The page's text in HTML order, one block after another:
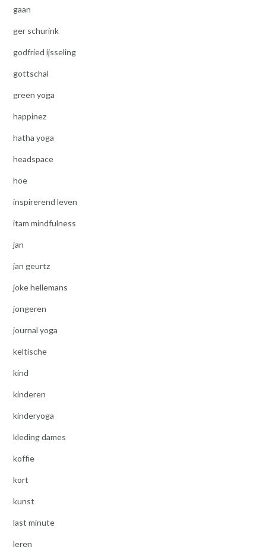
gaan
ger schurink
godfried ijsseling
gottschal
green yoga
happinez
hatha yoga
headspace
hoe
inspirerend leven
itam mindfulness
jan
jan geurtz
joke hellemans
jongeren
journal yoga
keltische
kind
kinderen
kinderyoga
kleding dames
koffie
kort
kunst
last minute
leren